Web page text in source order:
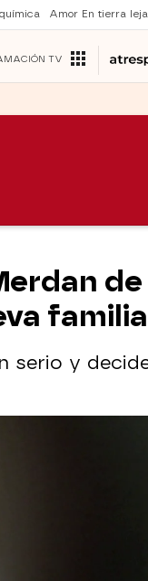
Amor En tierra
TV
de
serio y